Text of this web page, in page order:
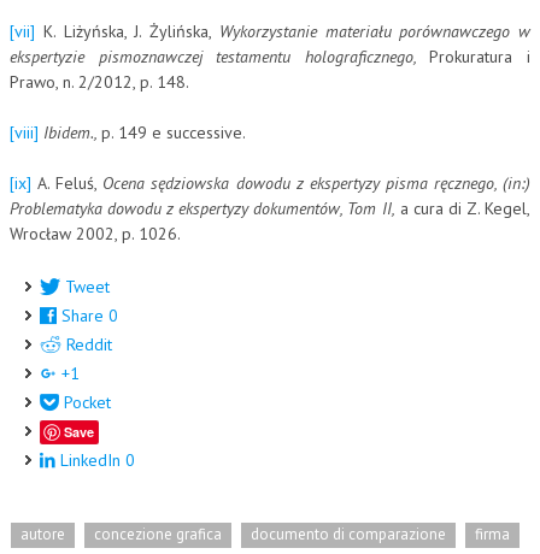
[vii] K. Liżyńska, J. Żylińska, Wykorzystanie materiału porównawczego w
ekspertyzie pismoznawczej testamentu holograficznego,Prokuratura i
Prawo, n. 2/2012, p. 148.
[viii] Ibidem., p. 149 e successive.
[ix] A. Feluś, Ocena sędziowska dowodu z ekspertyzy pisma ręcznego, (in:)
Problematyka dowodu z ekspertyzy dokumentów, Tom II, a cura di Z. Kegel,
Wrocław 2002, p. 1026.
Tweet
Share 0
Reddit
+1
Pocket
Save
LinkedIn 0
autore concezione grafica documento di comparazione
firma